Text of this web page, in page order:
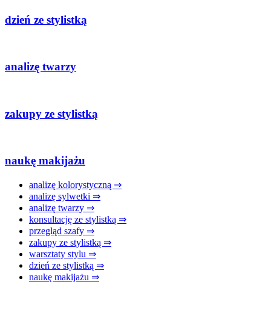
dzień ze stylistką
analizę twarzy
zakupy ze stylistką
naukę makijażu
analizę kolorystyczną ⇒
analizę sylwetki ⇒
analizę twarzy ⇒
konsultację ze stylistką ⇒
przegląd szafy ⇒
zakupy ze stylistką ⇒
warsztaty stylu ⇒
dzień ze stylistką ⇒
naukę makijażu ⇒